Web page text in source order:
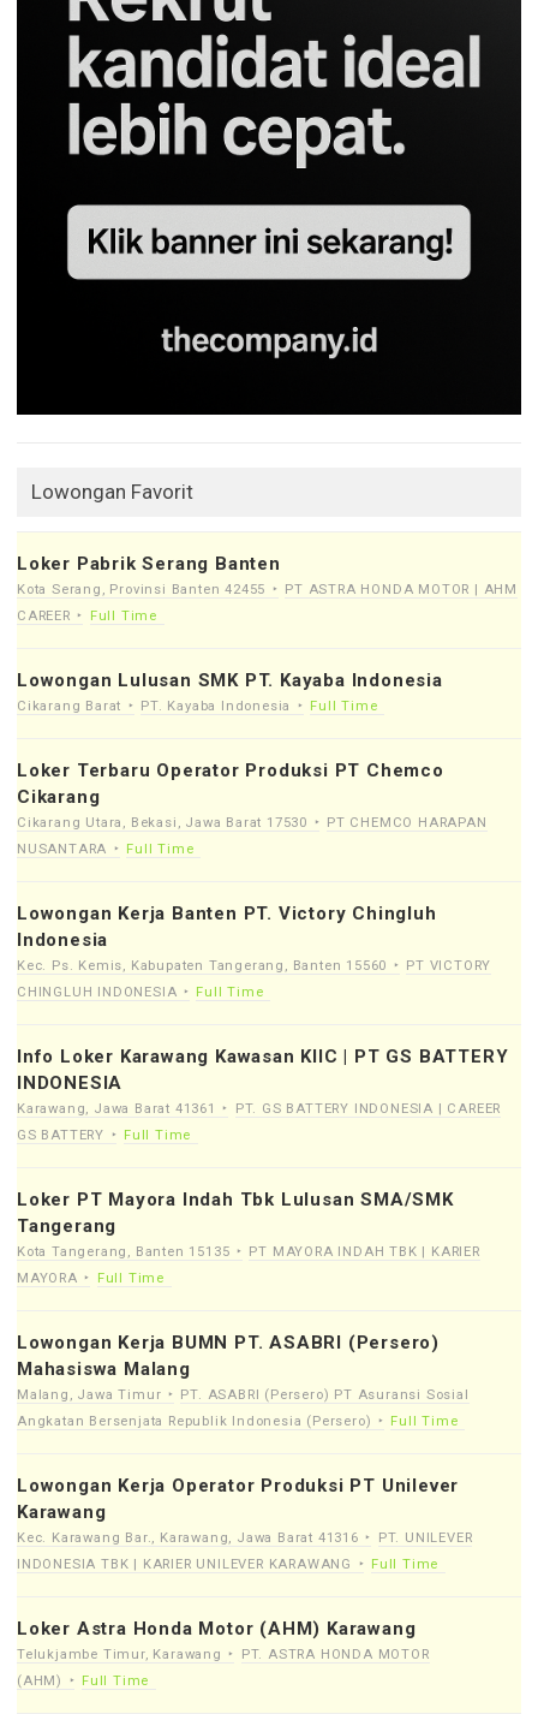
Lowongan Favorit
Loker Pabrik Serang Banten
Kota Serang, Provinsi Banten 42455
PT ASTRA HONDA MOTOR | AHM
CAREER
Full Time
Lowongan Lulusan SMK PT. Kayaba Indonesia
Cikarang Barat PT. Kayaba Indonesia Full Time
Loker Terbaru Operator Produksi PT Chemco
Cikarang
Cikarang Utara, Bekasi, Jawa Barat 17530
PT CHEMCO HARAPAN
NUSANTARA
Full Time
Lowongan Kerja Banten PT. Victory Chingluh
Indonesia
Kec. Ps. Kemis, Kabupaten Tangerang, Banten 15560
PT VICTORY
CHINGLUH INDONESIA
Full Time
Info Loker Karawang Kawasan KIIC | PT GS BATTERY
INDONESIA
Karawang, Jawa Barat 41361
PT. GS BATTERY INDONESIA | CAREER
GS BATTERY
Full Time
Loker PT Mayora Indah Tbk Lulusan SMA/SMK
Tangerang
Kota Tangerang, Banten 15135
PT MAYORA INDAH TBK | KARIER
MAYORA
Full Time
Lowongan Kerja BUMN PT. ASABRI (Persero)
Mahasiswa Malang
Malang, Jawa Timur
PT. ASABRI (Persero) PT Asuransi Sosial
Angkatan Bersenjata Republik Indonesia (Persero)
Full Time
Lowongan Kerja Operator Produksi PT Unilever
Karawang
Kec. Karawang Bar., Karawang, Jawa Barat 41316
PT. UNILEVER
INDONESIA TBK | KARIER UNILEVER KARAWANG
Full Time
Loker Astra Honda Motor (AHM) Karawang
Telukjambe Timur, Karawang
PT. ASTRA HONDA MOTOR
(AHM)
Full Time